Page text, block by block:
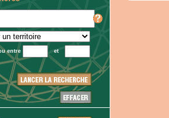
entre et